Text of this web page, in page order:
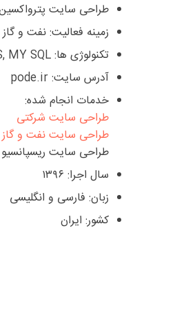
طراحی سایت
زمینه فعالیت: نفت و گاز
تکنولوژی ها: PHP, HTML, CSS, JS, MY SQL
آدرس سایت:pode.ir
خدمات انجام شده:
طراحی سایت شرکتی
طراحی سایت نفت و گاز
طراحی سایت ریسپانسیو
سال اجرا: ۱۳۹۶
زبان: فارسی و انگلیسی
کشور: ایران